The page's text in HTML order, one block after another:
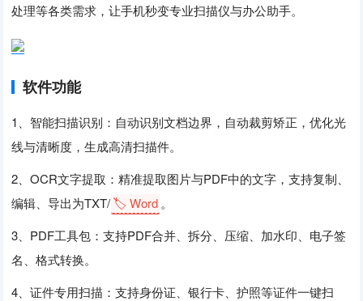
处理等各类需求，让手机秒变专业扫描仪与办公助手。
软件功能
1、智能扫描识别：自动识别文档边界，自动裁剪矫正，优化光
线与清晰度，生成高清扫描件。
2、OCR文字提取：精准提取图片与PDF中的文字，支持复制、
编辑、导出为TXT/🏷️ Word 。
3、PDF工具包：支持PDF合并、拆分、压缩、加水印、电子签
名、格式转换。
4、证件专用扫描：支持身份证、银行卡、护照等证件一键扫